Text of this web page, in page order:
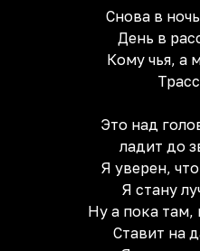
Снова в
День в
Кому чья, а
Это над
ладит до
Я уверен,
Я стану
Ну а пока там,
Ставит на